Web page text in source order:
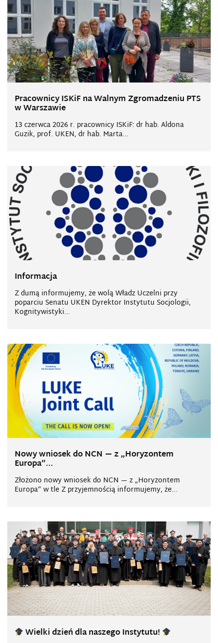
Pracownicy ISKiF na Walnym Zgromadzeniu PTS
w Warszawie
13 czerwca 2026 r. pracownicy ISKiF: dr hab. Aldona
Guzik, prof. UKEN, dr hab. Marta...
Informacja
Z dumą informujemy, że wolą Władz Uczelni przy
poparciu Senatu UKEN Dyrektor Instytutu Socjologii,
Kognitywistyki...
Nowy wniosek do NCN — z „Horyzontem
Europa”...
Złożono nowy wniosek do NCN — z „Horyzontem
Europa” w tle Z przyjemnością informujemy, że...
Wielki dzień dla naszego Instytutu!